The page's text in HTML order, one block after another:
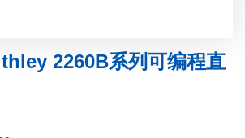
2260B系列可编程直